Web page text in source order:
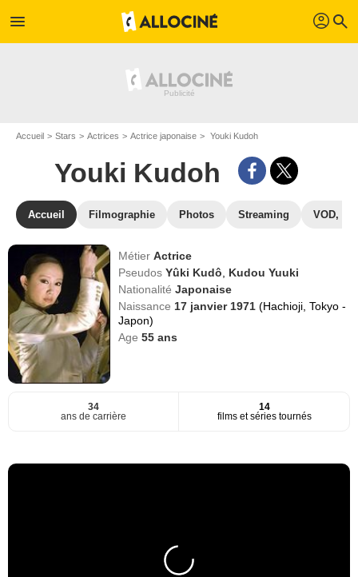
menu profil search
Accueil Stars Actrices Actrice japonaise Youki Kudoh
Youki Kudoh
Accueil Filmographie Photos Streaming VOD,
MétierActrice
PseudosYûki Kudô
Kudou Yuuki
NationalitéJaponaise
Naissance 17 janvier 1971(Hachioji, Tokyo -
Japon)
Age55 ans
34
ans de carrière
14
films et séries tournés